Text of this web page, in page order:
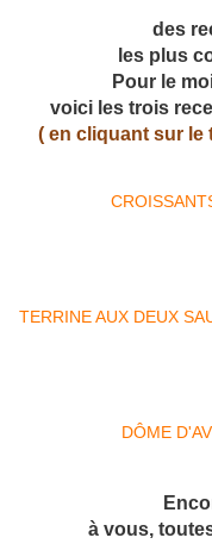
des
les plus
Pour le
voici les trois
( en cliquant sur le
TERRINE AUX DEUX
DÔME
à vous,